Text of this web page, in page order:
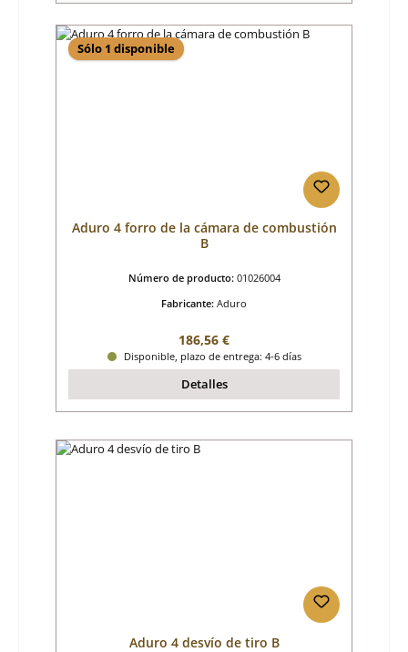
Sólo 1 disponible
Aduro 4 forro de la cámara de combustión
B
Número de producto: 01026004
Fabricante: Aduro
Precio normal:
186,56 €
Disponible, plazo de entrega: 4-6 días
Detalles
Aduro 4 desvío de tiro B